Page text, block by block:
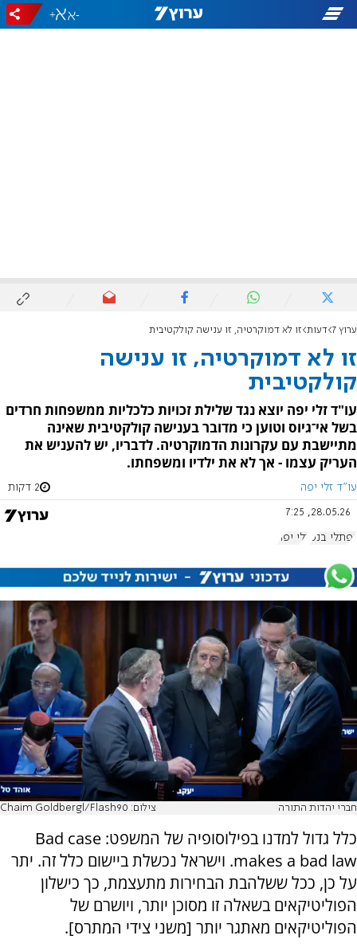
-
+
ערוץ 7 דעות זו לא דמוקרטיה, זו ענישה קולקטיבית
זו לא דמוקרטיה, זו ענישה
קולקטיבית
עו"ד זלי יפה יוצא נגד שלילת זכויות כלכליות ממשפחות חרדים
בשל אי־גיוס וטוען כי מדובר בענישה קולקטיבית שאינה
מתיישבת עם עקרונות הדמוקרטיה. לדבריו, יש להעניש את
העריק עצמו - אך לא את ילדיו ומשפחתו.
עו"ד זלי יפה 2 דקות
28.05.26, 7:25
נפתלי בנט זלי יפה
חברי יהדות התורה צילום: Chaim Goldbergl/Flash90
כלל גדול למדנו בפילוסופיה של המשפט: Bad case
makes a bad law. וישראל נכשלת ביישום כלל זה. יתר
על כן, ככל ששלהבת הבחירות מתעצמת, כך כישלון
הפוליטיקאים בשאלה זו מסוכן יותר, ויושרם של
הפוליטיקאים מאתגר יותר [משני צידי המתרס].